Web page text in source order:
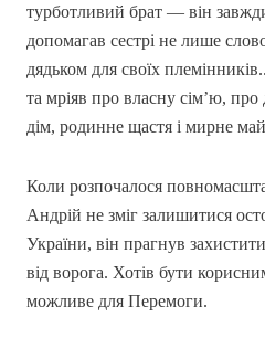
турботливий брат — він
допомагав сестрі не лише
дядьком для своїх
та мріяв про власну сім’ю,
дім, родинне щастя і мирне
Коли розпочалося
Андрій не зміг залишитися
України, він прагнув
від ворога. Хотів бути
можливе для Перемоги.